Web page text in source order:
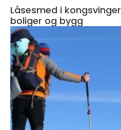
Låsesmed i kongsvinger trygg sikring av
boliger og bygg